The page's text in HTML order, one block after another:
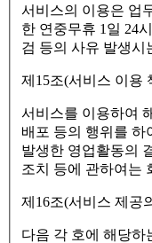
서비스의 이용은 업
한 연중무휴 1일 24
검 등의 사유 발생시
제15조(서비스 이용
서비스를 이용하여
배포 등의 행위를 하
발생한 영업활동의
조치 등에 관하여는
제16조(서비스 제공
다음 각 호에 해당하